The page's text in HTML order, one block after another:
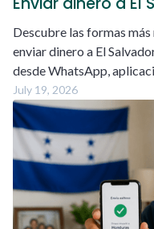
Descubre las formas
enviar dinero a El
desde WhatsApp,
July 19, 2026